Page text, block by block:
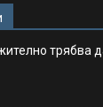
трябва